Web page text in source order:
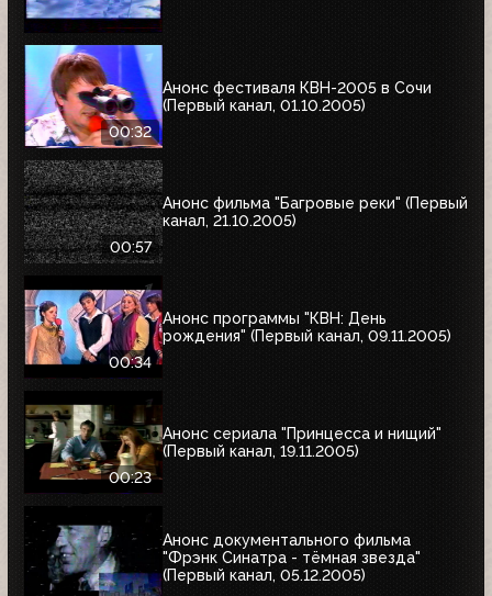
00:32
Анонс фестиваля КВН-2005 в Сочи
(Первый канал, 01.10.2005)
00:57
Анонс фильма "Багровые реки" (Первый
канал, 21.10.2005)
00:34
Анонс программы "КВН: День
рождения" (Первый канал, 09.11.2005)
00:23
Анонс сериала "Принцесса и нищий"
(Первый канал, 19.11.2005)
Анонс документального фильма
"Фрэнк Синатра - тёмная звезда"
(Первый канал, 05.12.2005)